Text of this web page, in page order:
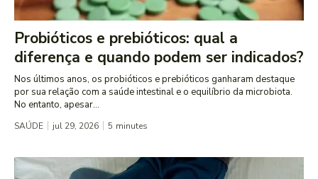
Probióticos e prebióticos: qual a
diferença e quando podem ser indicados?
Nos últimos anos, os probióticos e prebióticos ganharam destaque
por sua relação com a saúde intestinal e o equilíbrio da microbiota.
No entanto, apesar...
SAÚDE jul 29, 2026 5 minutes